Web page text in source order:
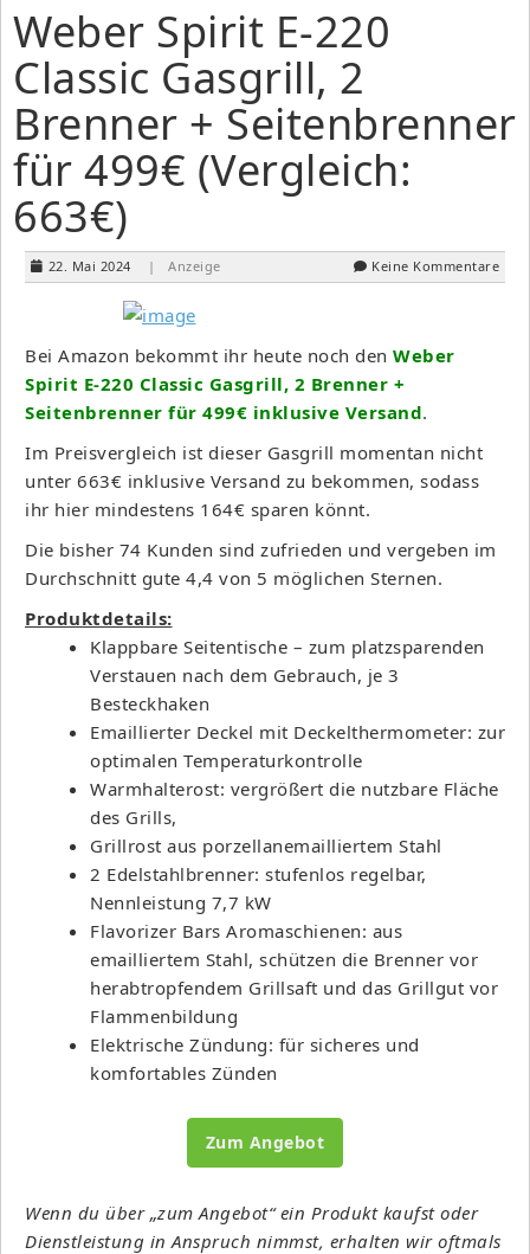
Weber Spirit E-220
Classic Gasgrill, 2
Brenner + Seitenbrenner
für 499€ (Vergleich:
663€)
22. Mai 2024 | Anzeige Keine Kommentare
Bei Amazon bekommt ihr heute noch den Weber
Spirit E-220 Classic Gasgrill, 2 Brenner +
Seitenbrenner für 499€ inklusive Versand.
Im Preisvergleich ist dieser Gasgrill momentan nicht
unter 663€ inklusive Versand zu bekommen, sodass
ihr hier mindestens 164€ sparen könnt.
Die bisher 74 Kunden sind zufrieden und vergeben im
Durchschnitt gute 4,4 von 5 möglichen Sternen.
Produktdetails:
Klappbare Seitentische – zum platzsparenden
Verstauen nach dem Gebrauch, je 3
Besteckhaken
Emaillierter Deckel mit Deckelthermometer: zur
optimalen Temperaturkontrolle
Warmhalterost: vergrößert die nutzbare Fläche
des Grills,
Grillrost aus porzellanemailliertem Stahl
2 Edelstahlbrenner: stufenlos regelbar,
Nennleistung 7,7 kW
Flavorizer Bars Aromaschienen: aus
emailliertem Stahl, schützen die Brenner vor
herabtropfendem Grillsaft und das Grillgut vor
Flammenbildung
Elektrische Zündung: für sicheres und
komfortables Zünden
Zum Angebot
Wenn du über „zum Angebot“ ein Produkt kaufst oder
Dienstleistung in Anspruch nimmst, erhalten wir oftmals